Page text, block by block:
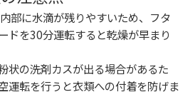
部に水滴が残りやすいため、フタ
ドを30分運転すると乾燥が早まり
状の洗剤カスが出る場合があるた
運転を行うと衣類への付着を防げま